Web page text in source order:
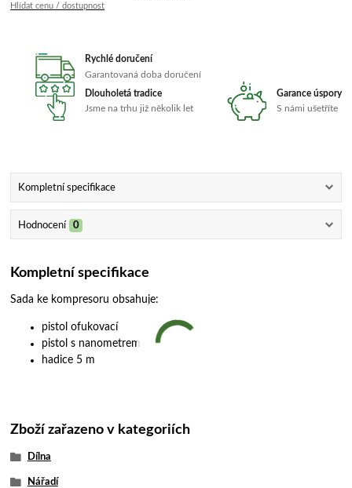
Hlídat cenu / dostupnost
Rychlé doručení
Garantovaná doba doručení
Dlouholetá tradice
Jsme na trhu již několik let
Garance úspory
S námi ušetříte
Kompletní specifikace
Hodnocení 0
Kompletní specifikace
Sada ke kompresoru obsahuje:
pistol ofukovací
pistol s nanometrem
hadice 5 m
Zboží zařazeno v kategoriích
Dílna
Nářadí